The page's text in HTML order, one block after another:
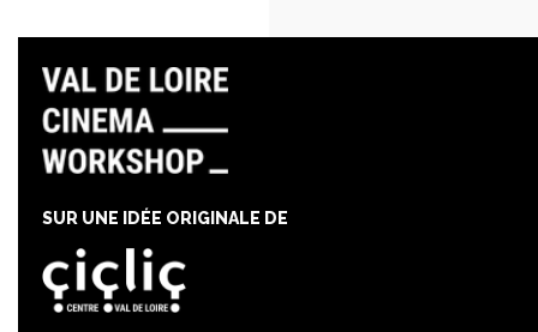
SUR UNE IDÉE ORIGINALE DE